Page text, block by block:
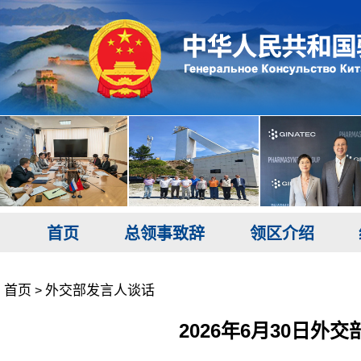
首页 总领事致辞 领区介绍
首页 > 外交部发言人谈话
2026年6月30日外交